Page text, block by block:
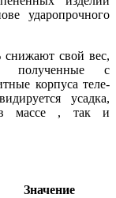
ударопрочного
снижают свой вес,
полученные с
корпуса теле-
усадка,
в массе , так и
Значение